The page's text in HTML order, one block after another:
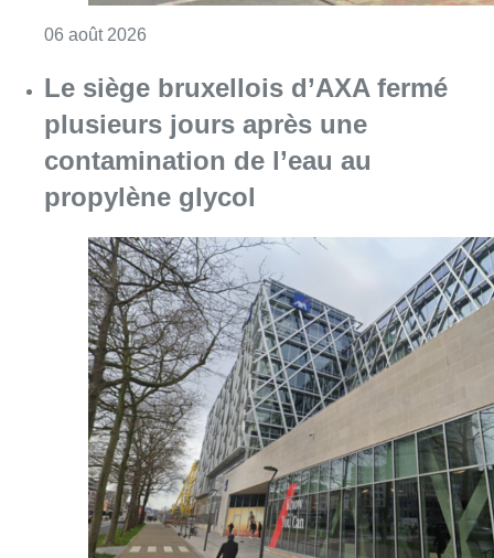
05 août 2026Consulter l'article "Le siège bruxellois
Sécheresse : attention aux chutes
de branches en forêt